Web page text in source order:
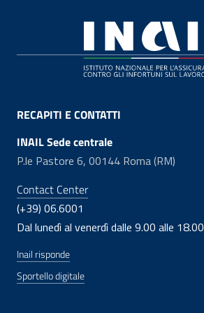
RECAPITI E CONTATTI
INAIL Sede centrale
P.le Pastore 6, 00144 Roma (RM)
Contact Center
(+39) 06.6001
Dal lunedì al venerdì dalle 9.00 alle 18.00
Inail risponde
Sportello digitale